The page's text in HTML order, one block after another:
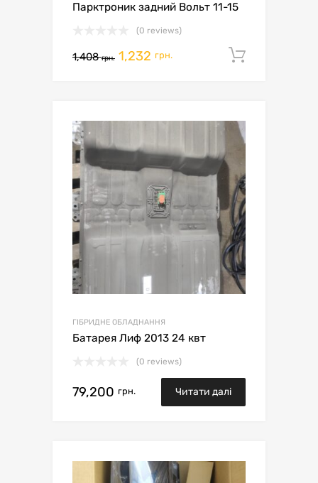
Парктроник задний Вольт 11-15
(0 reviews)
1,408грн. 1,232 грн.
ГІБРИДНЕ ОБЛАДНАННЯ
Батарея Лиф 2013 24 квт
(0 reviews)
79,200 грн. Читати далі